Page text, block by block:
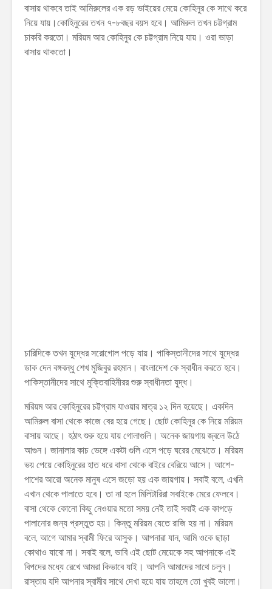
বাসায় থাকবে তাই আমিরুলের এক রড় ভাইয়ের মেয়ে কোহিনুর কে সাথে করে
নিয়ে যায়।কোহিনুরের তখন ৭-৮বছর বয়স হবে। আমিরুল তখন চট্টগ্রাম
চাকরি করতো। মরিয়ম আর কোহিনুর কে চট্টগ্রাম নিয়ে যায়। ওরা ভাড়া
বাসায় থাকতো।
চারিদিকে তখন যুদ্ধের সরোগোল পড়ে যায়। পাকিস্তানীদের সাথে যুদ্ধের
ডাক দেন বঙ্গবন্ধু শেখ মুজিবুর রহমান। বাংলাদেশ কে স্বাধীন করতে হবে।
পাকিস্তানীদের সাথে মুক্তিবাহিনীরর শুরু স্বাধীনতা যুদ্ধ।
মরিয়ম আর কোহিনুরের চট্টগ্রাম যাওয়ার মাত্র ১২ দিন হয়েছে। একদিন
আমিরুল বাসা থেকে কাজে বের হয়ে গেছে। ছোট কোহিনুর কে নিয়ে মরিয়ম
বাসায় আছে। হঠাৎ শুরু হয়ে যায় গোলাগুলি। অনেক জায়গায় জ্বলে উঠে
আগুন। জানালার কাচ ভেঙ্গে একটা গুলি এসে পড়ে ঘরের মেঝেতে। মরিয়ম
ভয় পেয়ে কোহিনুরের হাত ধরে বাসা থেকে বাইরে বেরিয়ে আসে। আশে-
পাশের আরো অনেক মানুষ এসে জড়ো হয় এক জায়গায়। সবাই বলে, এখনি
এখান থেকে পালাতে হবে। তা না হলে মিলিটারিরা সবাইকে মেরে ফেলবে।
বাসা থেকে কোনো কিছু নেওয়ার মতো সময় নেই তাই সবাই এক কাপড়ে
পালানোর জন্য প্রস্তুত হয়। কিন্তু মরিয়ম যেতে রাজি হয় না। মরিয়ম
বলে, আগে আমার স্বামী ফিরে আসুক। আপনারা যান, আমি ওকে ছাড়া
কোথাও যাবো না। সবাই বলে, ভাবি এই ছোট মেয়েকে সহ আপনাকে এই
বিপদের মধ্যে রেখে আমরা কিভাবে যাই। আপনি আমাদের সাথে চলুন।
রাস্তায় যদি আপনার স্বামীর সাথে দেখা হয়ে যায় তাহলে তো খুবই ভালো।